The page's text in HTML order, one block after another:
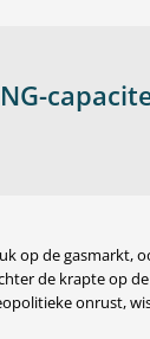
op de gasmarkt,
de krapte op
onrust,